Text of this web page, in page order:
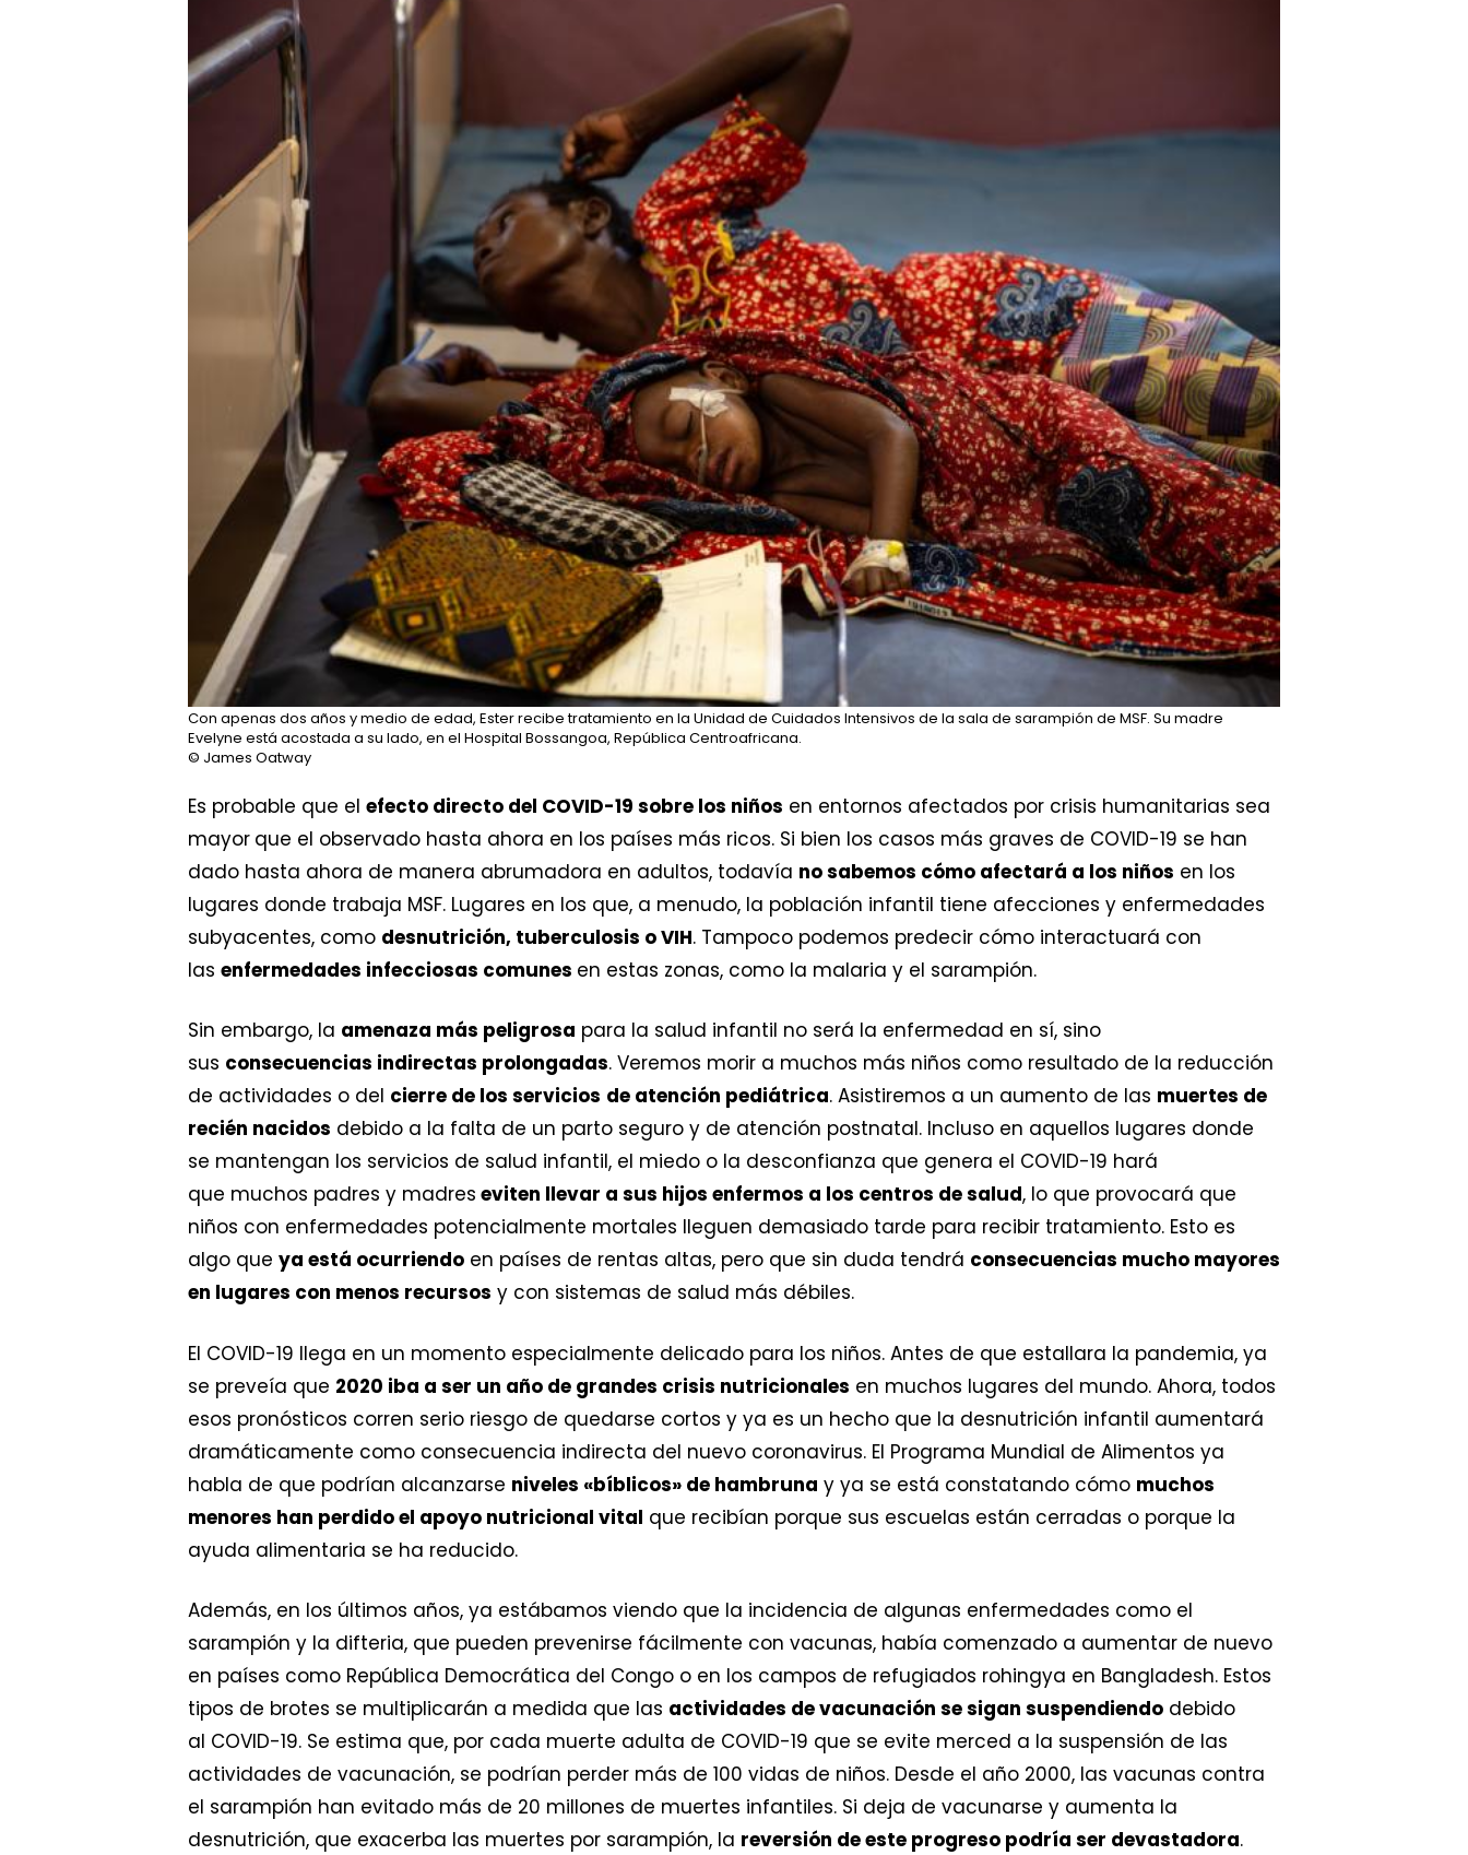
Con apenas dos años y medio de edad, Ester recibe tratamiento en la Unidad de Cuidados Intensivos de la sala de sarampión de MSF. Su madre
Evelyne está acostada a su lado, en el Hospital Bossangoa, República Centroafricana.
© James Oatway
Es probable que el efecto directo del COVID-19 sobre los niños en entornos afectados por crisis humanitarias sea
mayor que el observado hasta ahora en los países más ricos. Si bien los casos más graves de COVID-19 se han
dado hasta ahora de manera abrumadora en adultos, todavía no sabemos cómo afectará a los niños en los
lugares donde trabaja MSF. Lugares en los que, a menudo, la población infantil tiene afecciones y enfermedades
subyacentes, como desnutrición, tuberculosis o VIH. Tampoco podemos predecir cómo interactuará con
las enfermedades infecciosas comunes en estas zonas, como la malaria y el sarampión.
Sin embargo, la amenaza más peligrosa para la salud infantil no será la enfermedad en sí, sino
sus consecuencias indirectas prolongadas. Veremos morir a muchos más niños como resultado de la reducción
de actividades o del cierre de los servicios de atención pediátrica. Asistiremos a un aumento de las muertes de
recién nacidos debido a la falta de un parto seguro y de atención postnatal. Incluso en aquellos lugares donde
se mantengan los servicios de salud infantil, el miedo o la desconfianza que genera el COVID-19 hará
que muchos padres y madres eviten llevar a sus hijos enfermos a los centros de salud, lo que provocará que
niños con enfermedades potencialmente mortales lleguen demasiado tarde para recibir tratamiento. Esto es
algo que ya está ocurriendo en países de rentas altas, pero que sin duda tendrá consecuencias mucho mayores
en lugares con menos recursos y con sistemas de salud más débiles.
El COVID-19 llega en un momento especialmente delicado para los niños. Antes de que estallara la pandemia, ya
se preveía que 2020 iba a ser un año de grandes crisis nutricionales en muchos lugares del mundo. Ahora, todos
esos pronósticos corren serio riesgo de quedarse cortos y ya es un hecho que la desnutrición infantil aumentará
dramáticamente como consecuencia indirecta del nuevo coronavirus. El Programa Mundial de Alimentos ya
habla de que podrían alcanzarse niveles «bíblicos» de hambruna y ya se está constatando cómo muchos
menores han perdido el apoyo nutricional vital que recibían porque sus escuelas están cerradas o porque la
ayuda alimentaria se ha reducido.
Además, en los últimos años, ya estábamos viendo que la incidencia de algunas enfermedades como el
sarampión y la difteria, que pueden prevenirse fácilmente con vacunas, había comenzado a aumentar de nuevo
en países como República Democrática del Congo o en los campos de refugiados rohingya en Bangladesh. Estos
tipos de brotes se multiplicarán a medida que las actividades de vacunación se sigan suspendiendo debido
al COVID-19. Se estima que, por cada muerte adulta de COVID-19 que se evite merced a la suspensión de las
actividades de vacunación, se podrían perder más de 100 vidas de niños. Desde el año 2000, las vacunas contra
el sarampión han evitado más de 20 millones de muertes infantiles. Si deja de vacunarse y aumenta la
desnutrición, que exacerba las muertes por sarampión, la reversión de este progreso podría ser devastadora.